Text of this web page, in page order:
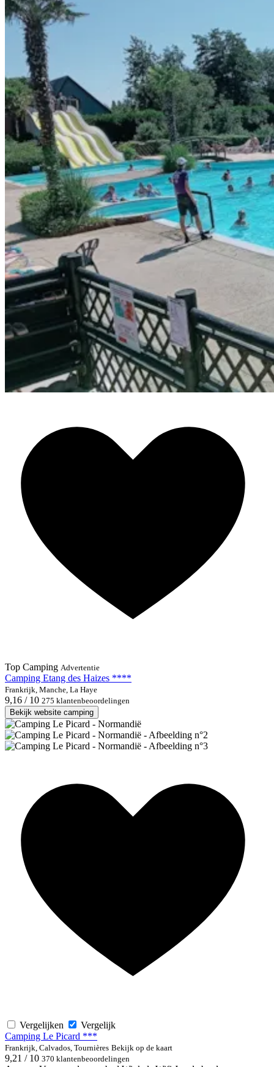
Top Camping Advertentie
Camping Etang des Haizes ****
Frankrijk, Manche, La Haye
9,16 / 10 275 klantenbeoordelingen
Bekijk website camping
Vergelijken
Vergelijk
Camping Le Picard ***
Frankrijk, Calvados, Tournières Bekijk op de kaart
9,21 / 10 370 klantenbeoordelingen